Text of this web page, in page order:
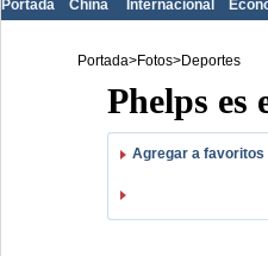
Portada China Internacional
Portada>Fotos>Deportes
Phelps es
Agregar a favoritos